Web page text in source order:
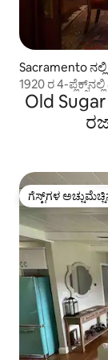
Sacramento
1920 ರ 4-
Old
ಗೆಸ್ಟ್‌ಗಳ
ಗೆಸ್ಟ್‌ಗಳ